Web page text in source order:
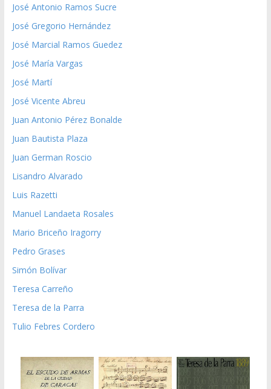
José Antonio Ramos Sucre
José Gregorio Hernández
José Marcial Ramos Guedez
José María Vargas
José Martí
José Vicente Abreu
Juan Antonio Pérez Bonalde
Juan Bautista Plaza
Juan German Roscio
Lisandro Alvarado
Luis Razetti
Manuel Landaeta Rosales
Mario Briceño Iragorry
Pedro Grases
Simón Bolívar
Teresa Carreño
Teresa de la Parra
Tulio Febres Cordero